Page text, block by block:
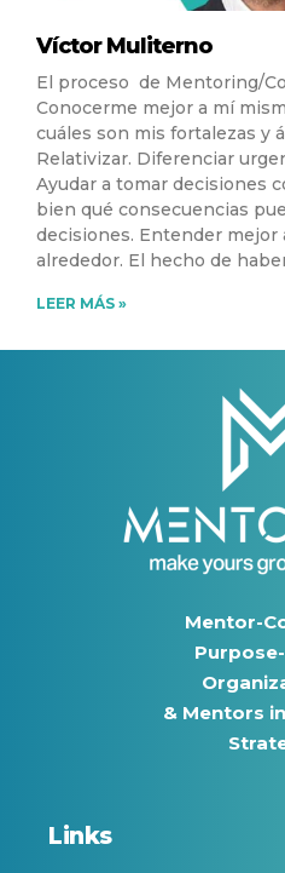
Víctor Muliterno
El proceso de Mentoring/
Conocerme mejor a mí
cuáles son mis fortalezas y
Relativizar. Diferenciar
Ayudar a tomar decisiones
bien qué consecuencias
decisiones. Entender mejor
alrededor. El hecho de
LEER MÁS »
Mentor-
& Mentors
Links